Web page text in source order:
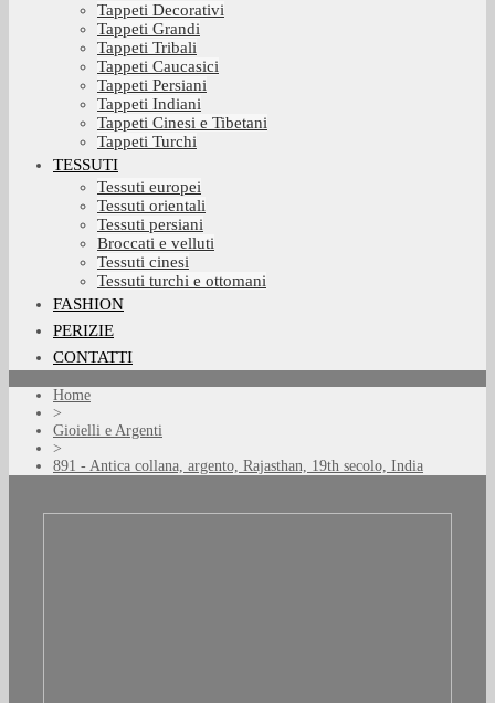
Tappeti Decorativi
Tappeti Grandi
Tappeti Tribali
Tappeti Caucasici
Tappeti Persiani
Tappeti Indiani
Tappeti Cinesi e Tibetani
Tappeti Turchi
TESSUTI
Tessuti europei
Tessuti orientali
Tessuti persiani
Broccati e velluti
Tessuti cinesi
Tessuti turchi e ottomani
FASHION
PERIZIE
CONTATTI
Home
>
Gioielli e Argenti
>
891 - Antica collana, argento, Rajasthan, 19th secolo, India